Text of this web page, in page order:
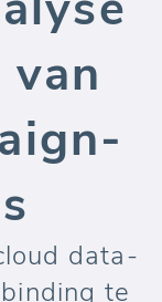
data-
te